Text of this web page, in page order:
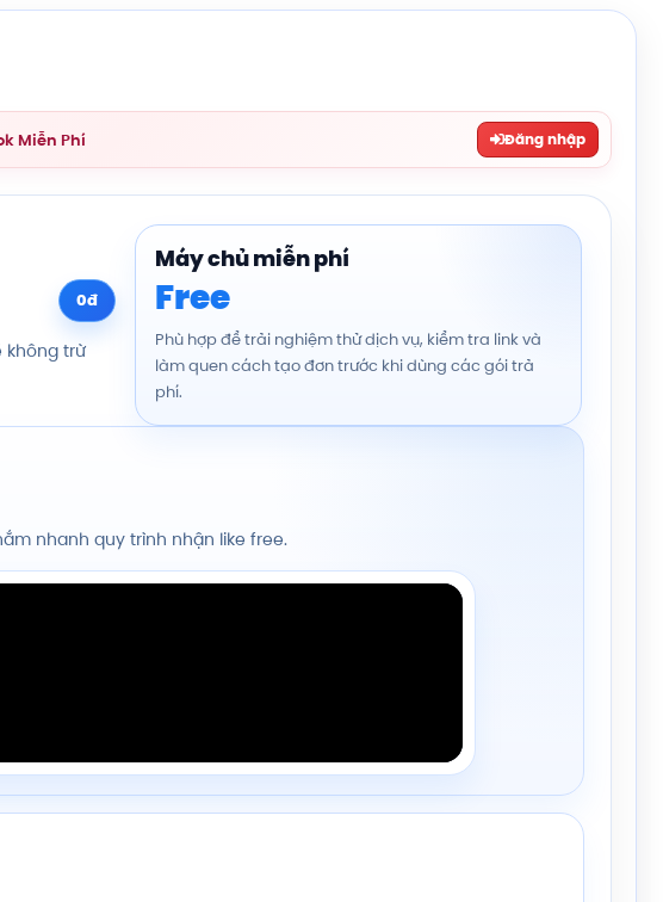
Miễn Phí Đăng nhập
0đ
không trừ
Máy chủ miễn phí
Free
Phù hợp để trải nghiệm thử dịch vụ, kiểm tra link và
làm quen cách tạo đơn trước khi dùng các gói trả
phí.
nhanh quy trình nhận like free.